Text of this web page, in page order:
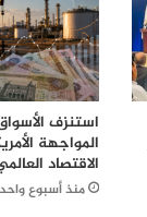
استنزف
المواجهة
الاقتصاد
منذ أسبوع واحد